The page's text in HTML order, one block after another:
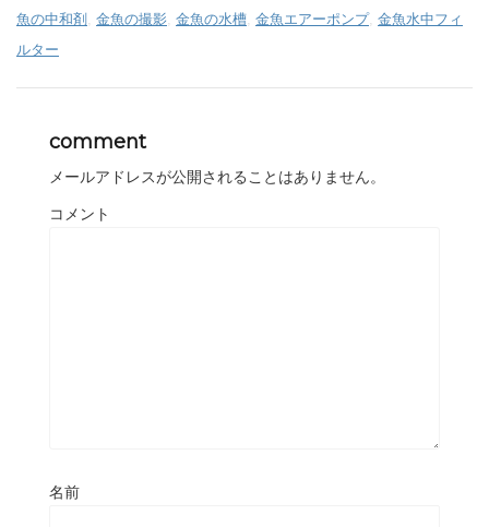
魚の中和剤 , 金魚の撮影, 金魚の水槽, 金魚エアーポンプ, 金魚水中フィ
ルター
comment
メールアドレスが公開されることはありません。
コメント
名前